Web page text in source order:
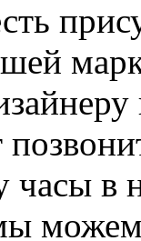
часы
можем